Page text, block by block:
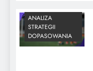
ANALIZA
STRATEGII
DOPASOWANIA